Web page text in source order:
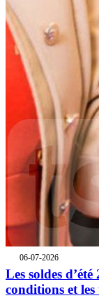
06-07-2026
Les soldes
conditions et